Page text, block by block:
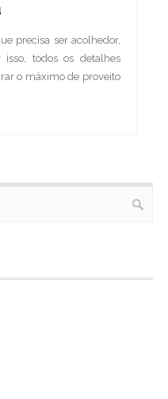
precisa ser acolhedor,
isso, todos os detalhes
o máximo de proveito